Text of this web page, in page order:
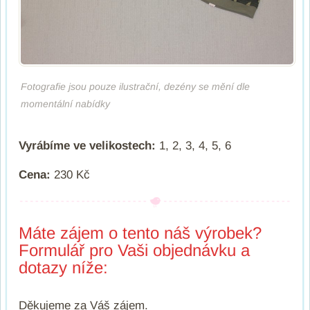
Fotografie jsou pouze ilustrační, dezény se mění dle
momentální nabídky
Vyrábíme ve velikostech: 1, 2, 3, 4, 5, 6
Cena: 230 Kč
Máte zájem o tento náš výrobek?
Formulář pro Vaši objednávku a
dotazy níže:
Děkujeme za Váš zájem.